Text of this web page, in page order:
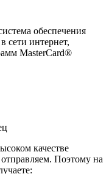
обеспечения
сети интернет,
MasterCard®
качестве
Поэтому на